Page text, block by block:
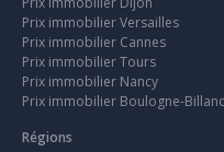
Prix immobilier Versailles
Prix immobilier Cannes
Prix immobilier Tours
Prix immobilier Nancy
Prix immobilier Boulogne-
Régions